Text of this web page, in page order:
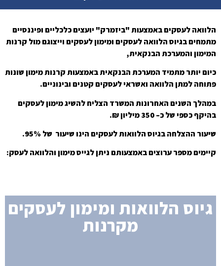
הלוואה לעסקים באמצעות "ביזמרק" יועצים כלכליים ופיננסיים
מתמחים בגיוס הלוואה לעסקים ומימון לעסקים וייצוגם מול קרנות
המימון והמערכת הבנקאית,
כיום יותר מתמיד המערכת הבנקאית באמצעות קרנות מימון שונות
פתוחה למתן הלוואה ואשראי לעסקים קטנים ובינוניים.
במהלך השנים האחרונות המשרד הצליח להשיג מימון לעסקים
בהיקף כספי של כ– 350 מיליון ₪.
שיעור ההצלחה בגיוס הלוואות לעסקים הינו שיעור של 95%.
קיימים מספר ערוצים באמצעותם ניתן לגייס מימון והלוואה לעסק:
גיוס הלוואות ומימון לעסקים
מקרנות